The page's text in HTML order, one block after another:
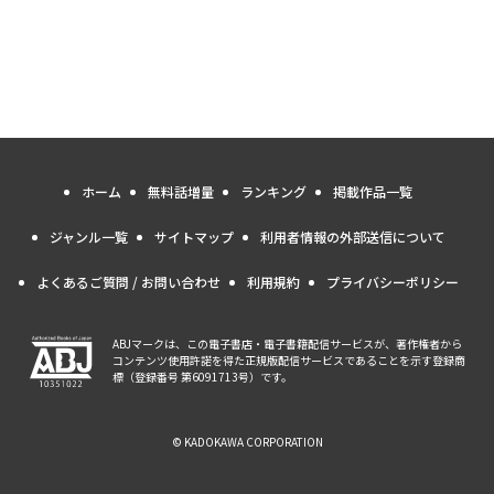
ホーム 無料話増量 ランキング 掲載作品一覧
ジャンル一覧 サイトマップ 利用者情報の外部送信について
よくあるご質問 / お問い合わせ 利用規約 プライバシーポリシー
ABJマークは、この電子書店・電子書籍配信サービスが、著作権者から
コンテンツ使用許諾を得た正規版配信サービスであることを示す登録商
標（登録番号 第6091713号）です。
© KADOKAWA CORPORATION